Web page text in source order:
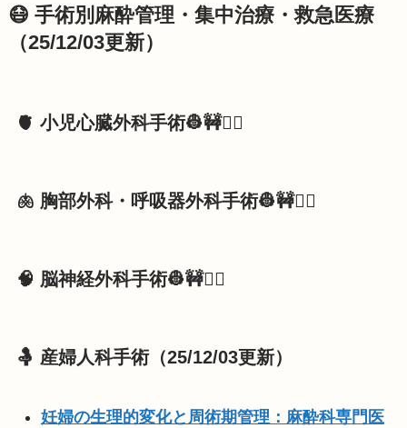
😷 手術別麻酔管理・集中治療・救急医療
（25/12/03更新）
🫀 小児心臓外科手術👷🚧👷‍♀️
🫁 胸部外科・呼吸器外科手術👷🚧👷‍♀️
🧠 脳神経外科手術👷🚧👷‍♀️
🤱 産婦人科手術（25/12/03更新）
妊婦の生理的変化と周術期管理：麻酔科専門医